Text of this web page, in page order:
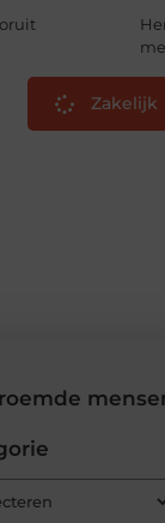
Zakelijk